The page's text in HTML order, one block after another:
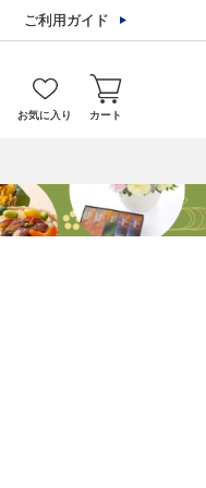
ご利用ガイド
お気に入り カート